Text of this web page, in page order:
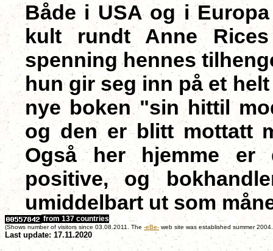
Både i USA og i
kult rundt Anne
spenning hennes
hun gir seg inn på et
nye boken "sin hittil
og den er blitt mottatt
Også her hjemme er
positive, og
umiddelbart ut som
from 137 countries
(Shows number of visitors since 03.08.2011. The -eBe- web site was established summer
Last update: 17.11.2020